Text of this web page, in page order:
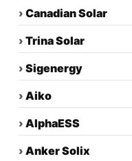
› Canadian Solar
› Trina Solar
› Sigenergy
› Aiko
› AlphaESS
› Anker Solix